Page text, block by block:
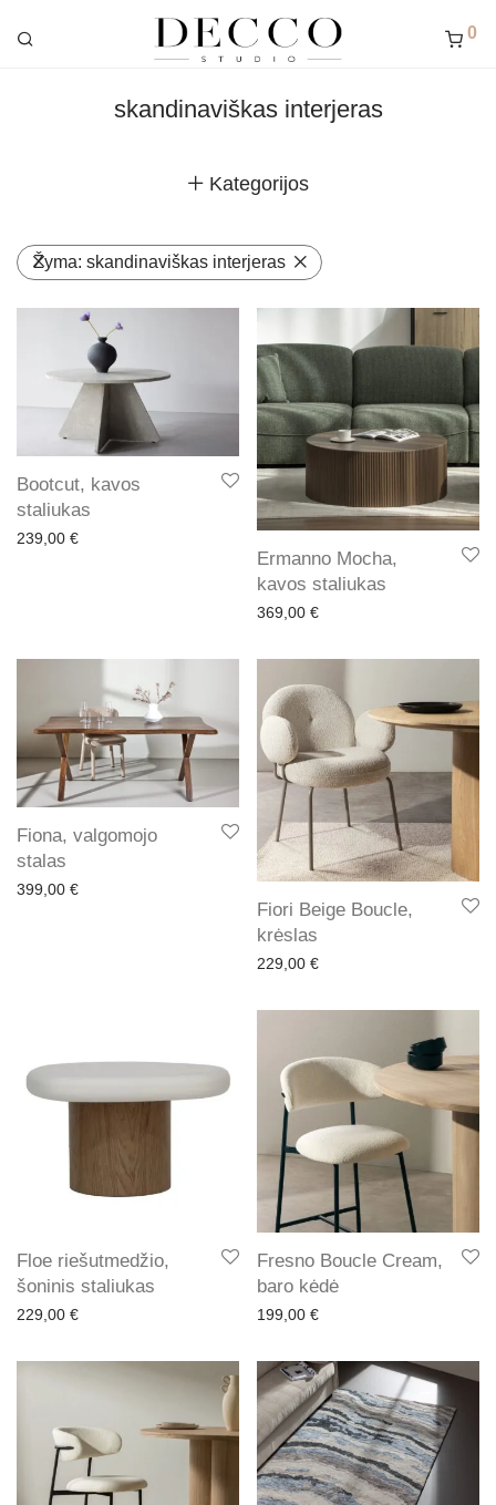
0
skandinaviškas interjeras
Kategorijos
Žyma: skandinaviškas interjeras
Bootcut, kavos
staliukas
239,00 €
Ermanno Mocha,
kavos staliukas
369,00 €
Fiona, valgomojo
stalas
399,00 €
Fiori Beige Boucle,
krėslas
229,00 €
Floe riešutmedžio,
šoninis staliukas
229,00 €
Fresno Boucle Cream,
baro kėdė
199,00 €